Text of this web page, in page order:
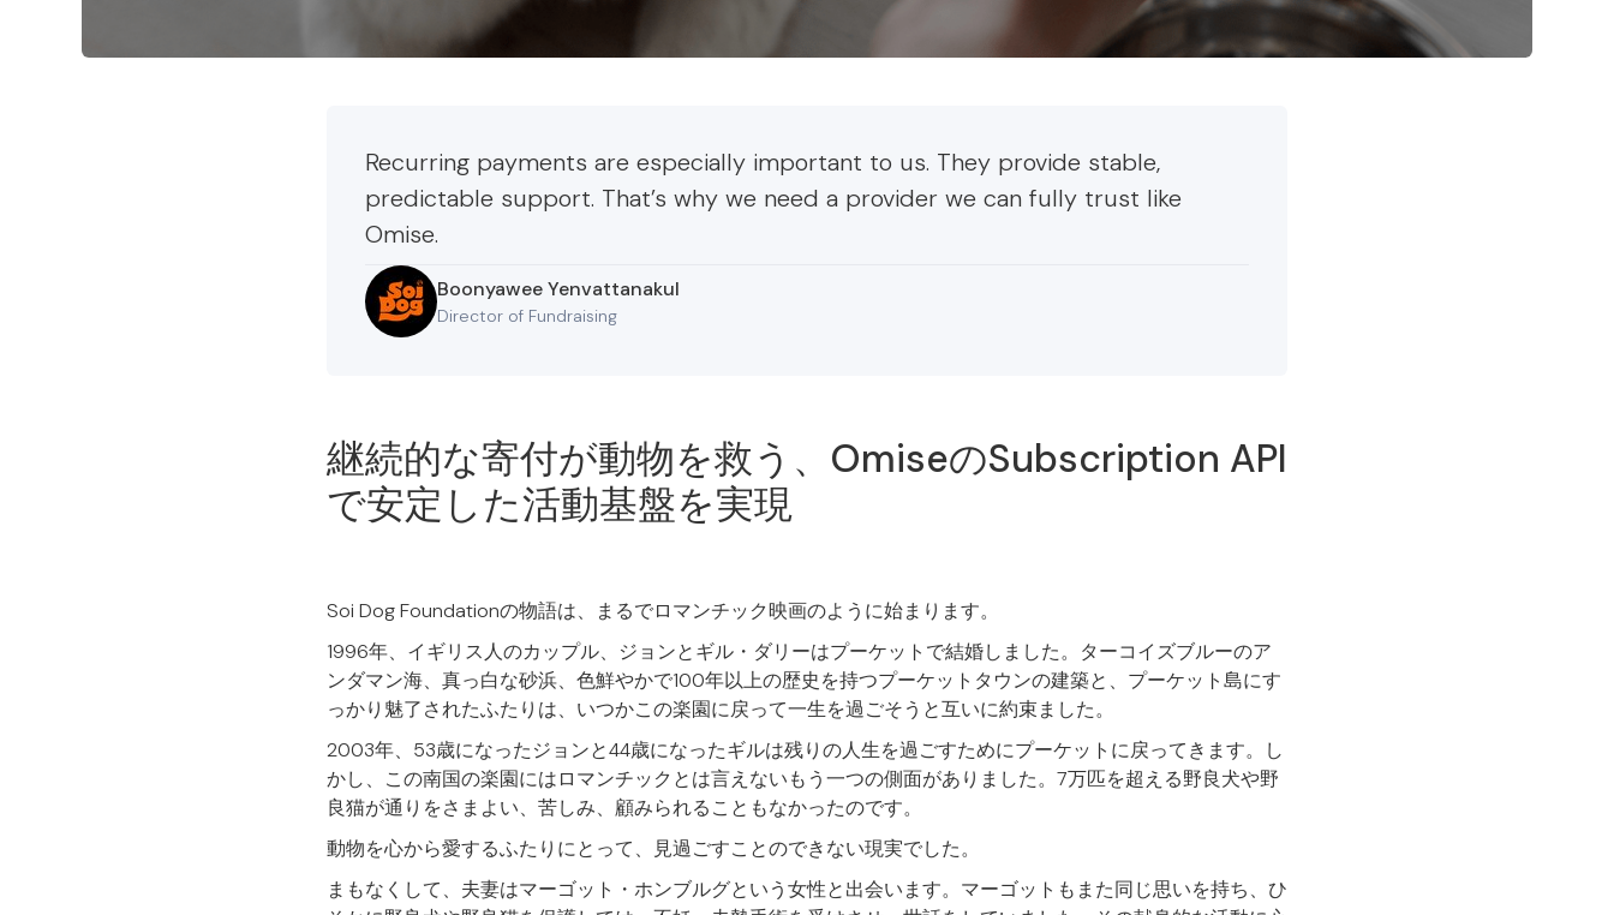
Recurring payments are especially important to us. They provide stable,
predictable support. That’s why we need a provider we can fully trust like
Omise.
Boonyawee Yenvattanakul
Director of Fundraising
継続的な寄付が動物を救う、OmiseのSubscription API
で安定した活動基盤を実現
Soi Dog Foundationの物語は、まるでロマンチック映画のように始まります。
1996年、イギリス人のカップル、ジョンとギル・ダリーはプーケットで結婚しました。ターコイズブルーのア
ンダマン海、真っ白な砂浜、色鮮やかで100年以上の歴史を持つプーケットタウンの建築と、プーケット島にす
っかり魅了されたふたりは、いつかこの楽園に戻って一生を過ごそうと互いに約束ました。
2003年、53歳になったジョンと44歳になったギルは残りの人生を過ごすためにプーケットに戻ってきます。し
かし、この南国の楽園にはロマンチックとは言えないもう一つの側面がありました。7万匹を超える野良犬や野
良猫が通りをさまよい、苦しみ、顧みられることもなかったのです。
動物を心から愛するふたりにとって、見過ごすことのできない現実でした。
まもなくして、夫妻はマーゴット・ホンブルグという女性と出会います。マーゴットもまた同じ思いを持ち、ひ